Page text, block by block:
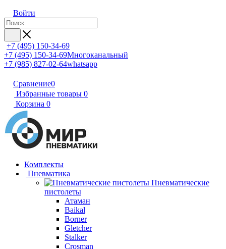
Войти
+7 (495) 150-34-69
+7 (495) 150-34-69Многоканальный
+7 (985) 827-02-64whatsapp
Сравнение0
Избранные товары 0
Корзина 0
Комплекты
Пневматика
Пневматические
пистолеты
Атаман
Baikal
Borner
Gletcher
Stalker
Crosman